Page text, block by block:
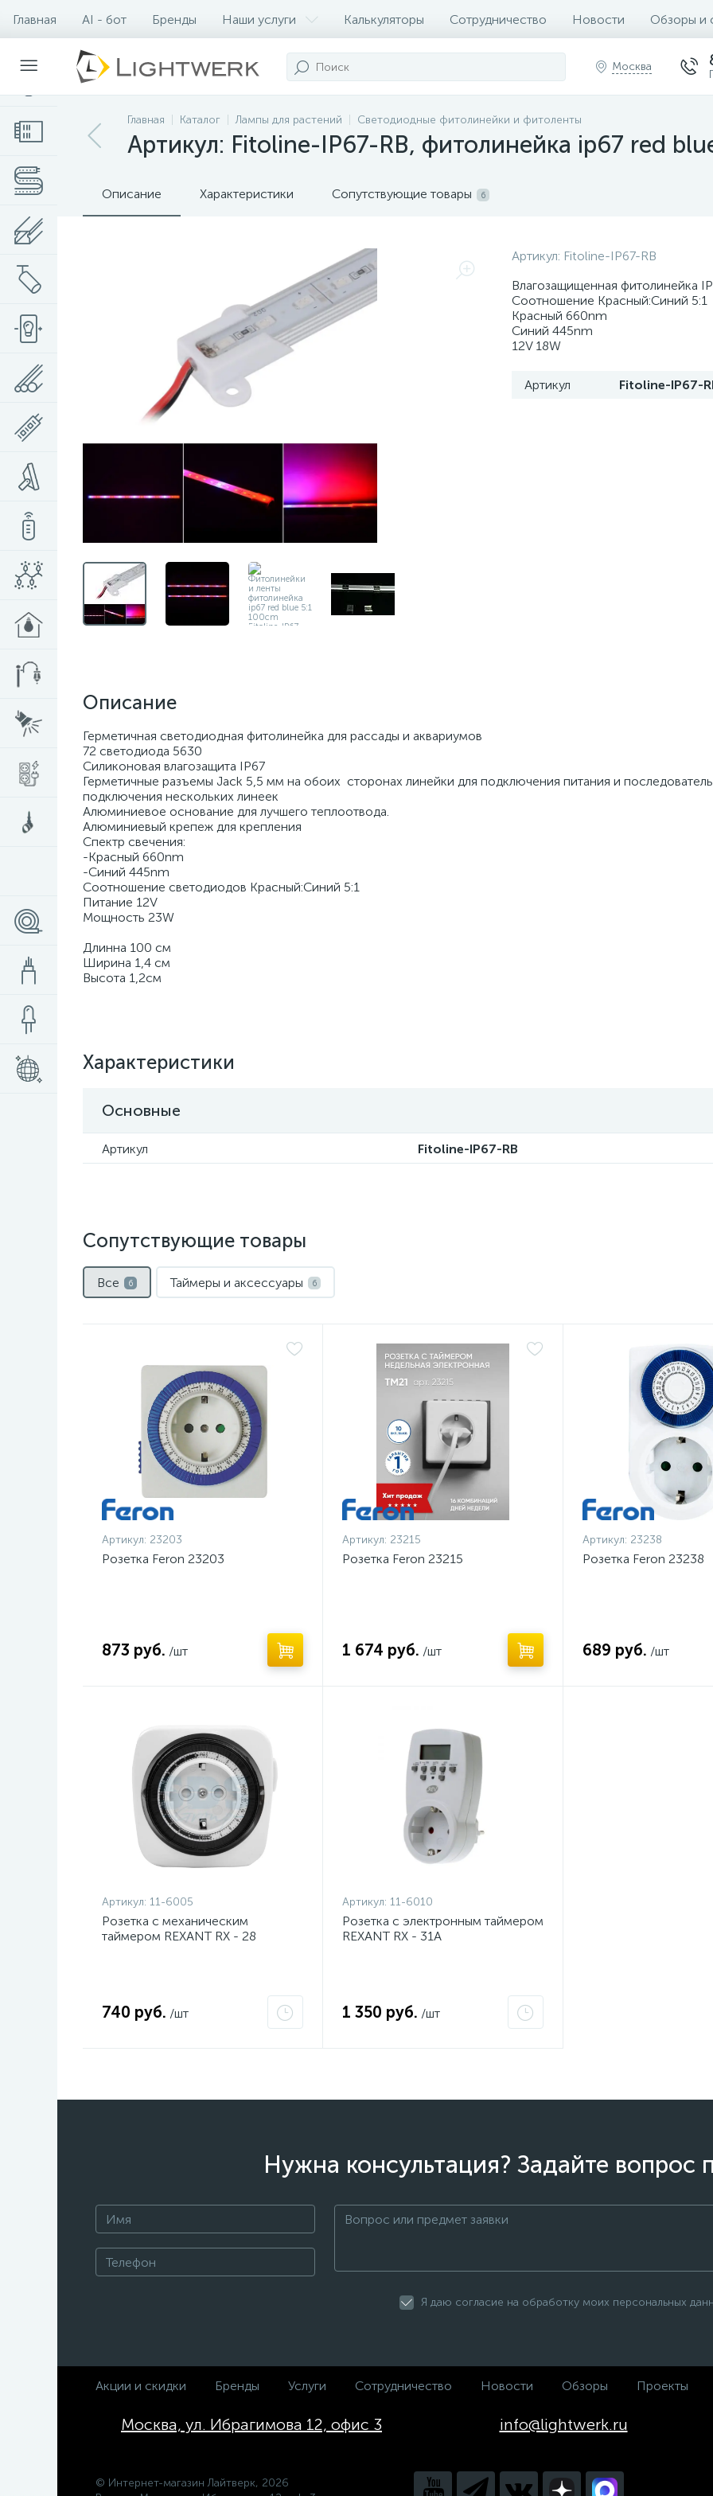
Главная AI - бот Бренды Наши услуги Калькуляторы Сотрудничество Новости Обзоры и
Контакты
Москва
Главная Каталог Лампы для растений Светодиодные фитолинейки и фитоленты
Артикул: Fitoline-IP67-RB, фитолинейка ip67 red
Описание Характеристики Сопутствующие товары 6
Артикул: Fitoline-IP67-RB
Влагозащищенная фитолинейка
Соотношение Красный:Синий 5:1
Красный 660nm
Синий 445nm
12V 18W
Артикул Fitoline-IP67-
Описание
Герметичная светодиодная фитолинейка для рассады и аквариумов
72 светодиода 5630
Силиконовая влагозащита IP67
Герметичные разъемы Jack 5,5 мм на обоих сторонах линейки для подключения питания и
подключения нескольких линеек
Алюминиевое основание для лучшего теплоотвода.
Алюминиевый крепеж для крепления
Спектр свечения:
-Красный 660nm
-Синий 445nm
Соотношение светодиодов Красный:Синий 5:1
Питание 12V
Мощность 23W
Длинна 100 см
Ширина 1,4 см
Высота 1,2см
Характеристики
Основные
Артикул Fitoline-IP67-RB
Сопутствующие товары
Все 6 Таймеры и аксессуары 6
Артикул: 23203
Розетка Feron 23203
873 руб. /шт
Артикул: 23215
Розетка Feron 23215
1 674 руб. /шт
Артикул: 23238
Розетка Feron 23238
689 руб. /шт
Артикул: 11-6005
Розетка с механическим
таймером REXANT RX - 28
740 руб. /шт
Артикул: 11-6010
Розетка с электронным таймером
REXANT RX - 31А
1 350 руб. /шт
Нужна консультация? Задайте вопрос
Я даю согласие на обработку моих персональных
Акции и скидки Бренды Услуги Сотрудничество Новости Обзоры Проекты
Москва, ул. Ибрагимова 12, офис 3 info@lightwerk.ru
© Интернет-магазин Лайтверк, 2026